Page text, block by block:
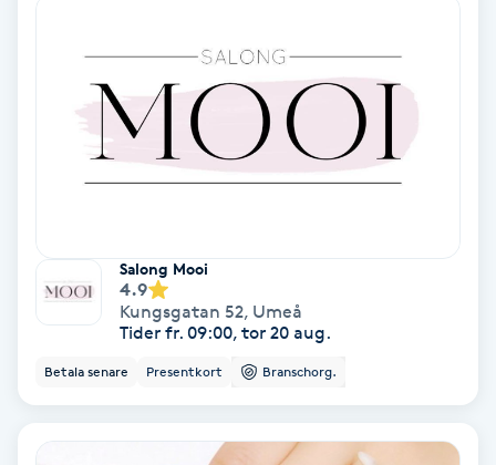
Fransk manikyr
Fransrengöring
Friskvårdsmassage
Frisör
Salong Mooi
4.9
Kungsgatan 52, Umeå
Tider fr. 09:00, tor 20 aug.
Betala senare Presentkort Branschorg.